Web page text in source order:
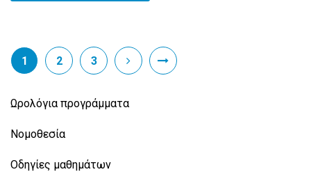
1 2 3
Ωρολόγια προγράμματα
Νομοθεσία
Οδηγίες μαθημάτων